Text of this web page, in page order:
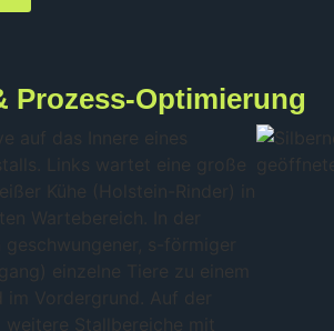
Prozess-Optimierung